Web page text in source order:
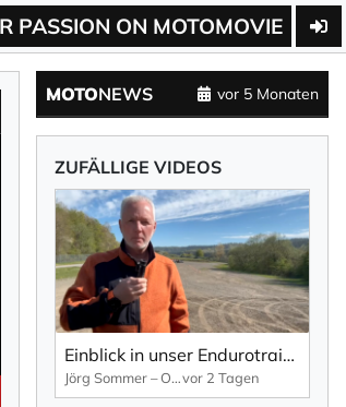
PASSION ON MOTOMOVIE
MOTONEWS vor 5 Monaten
ZUFÄLLIGE VIDEOS
Einblick in unser Endurotraining am Nürburgring
Jörg Sommer – OFFROADWERKvor 2 Tagen